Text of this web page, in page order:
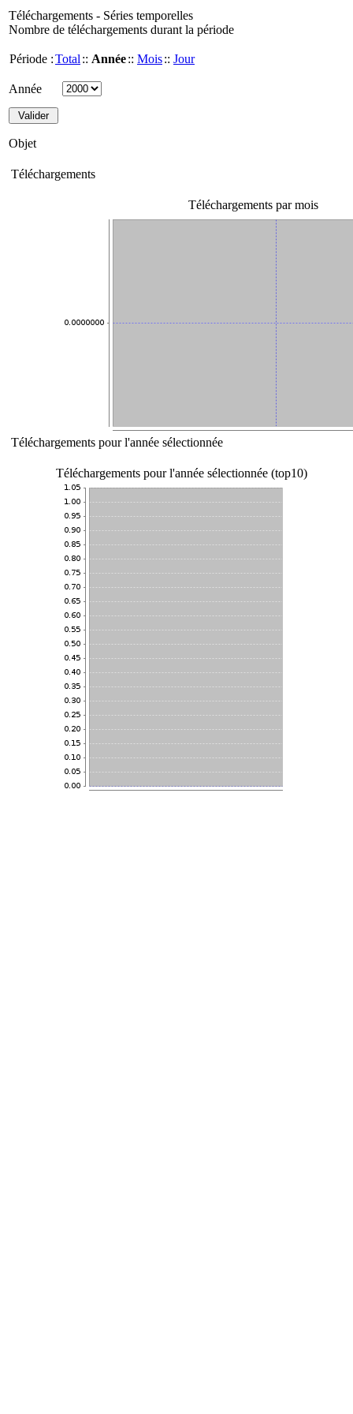
Téléchargements - Séries temporelles
Nombre de téléchargements durant la période
Période :Total :: Année:: Mois:: Jour
Année
Objet
Téléchargements
Téléchargements par mois
Téléchargements pour l'année sélectionnée
Téléchargements pour l'année sélectionnée (top10)